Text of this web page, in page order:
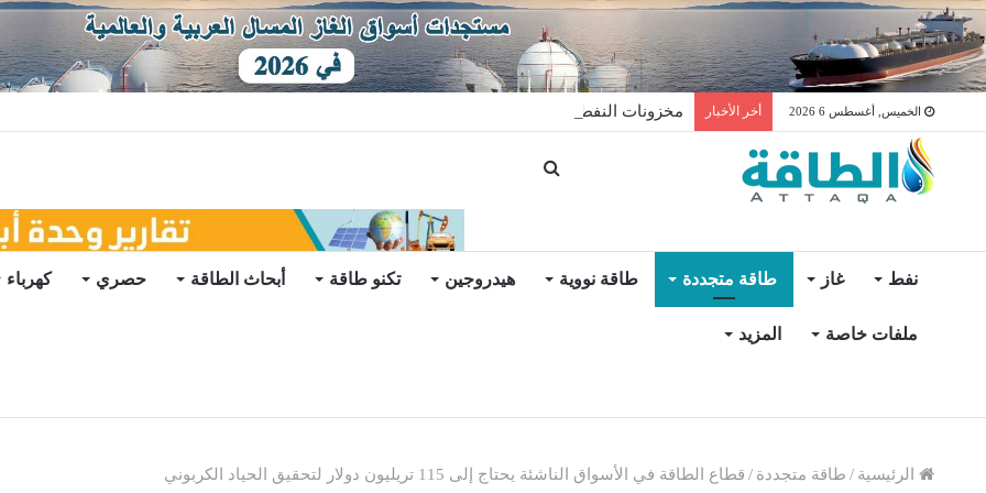
الخميس, أغسطس 6 2026 أخر الأخبار مخزونات النفط الأميركية ترتفع 2.5 مليون برميل عكس التوقعات
نفط غاز طاقة متجددة طاقة نووية هيدروجين تكنو طاقة أبحاث الطاقة حصري كهرباء
ملفات خاصة المزيد
الرئيسية / طاقة متجددة / قطاع الطاقة في الأسواق الناشئة يحتاج إلى 115 تريليون دولار لتحقيق الحياد الكربوني